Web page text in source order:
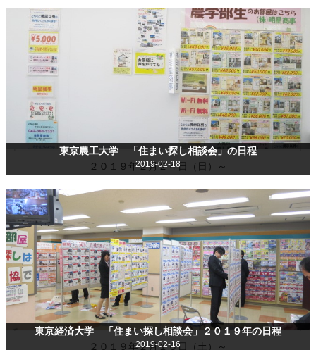
東京農工大学 「住まい探し相談会」の日程
2019-02-18
２０１９年２月２４日（日）～
東京経済大学 「住まい探し相談会」２０１９年の日程
2019-02-16
２０１９年２月１６日（土）～